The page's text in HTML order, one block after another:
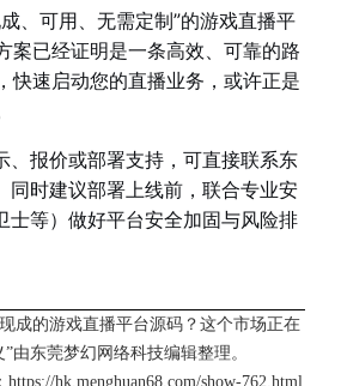
、可用、无需定制”的游戏直播平
案已经证明是一条高效、可靠的路
快速启动您的直播业务，或许正是
、报价或部署支持，可直接联系东
同时建议部署上线前，联合专业安
士等）做好平台安全加固与风险排
成的游戏直播平台源码？这个市场正在
”由东莞梦幻网络科技编辑整理。
https://hk.menghuan68.com/show-762.html